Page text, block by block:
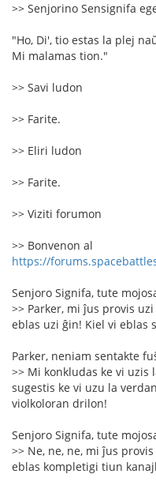
>> Senjorino Sensignifa
"Ho, Di', tio estas la plej
Mi malamas tion."
>> Savi ludon
>> Farite.
>> Eliri ludon
>> Farite.
>> Viziti forumon
>> Bonvenon al
https://
Senjoro Signifa, tute
>> Parker, mi ĵus provis
eblas uzi ĝin! Kiel vi eblas
Parker, neniam sentakte
>> Mi konkludas ke vi
sugestis ke vi uzu la
violkoloran drilon!
Senjoro Signifa, tute
>> Ne, ne, ne, mi ĵus
eblas kompletigi tiun